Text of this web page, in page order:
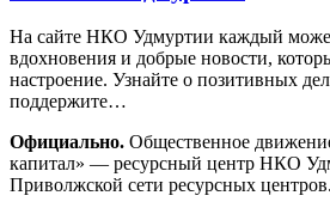
На сайте НКО Удмуртии каждый
вдохновения и добрые новости,
настроение. Узнайте о позитивных
поддержите…
Официально. Общественное
капитал» — ресурсный центр НКО
Приволжской сети ресурсных центров.